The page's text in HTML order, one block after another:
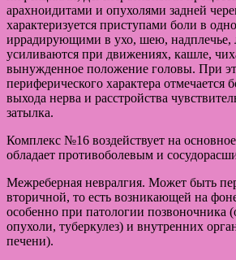
арахноидитами и опухолями задней
характеризуется приступами боли в
иррадирующими в ухо, шею, надплечье,
усиливаются при движениях, кашле,
вынужденное положение головы. При
периферического характера отмечается
выхода нерва и расстройства
затылка.
Комплекс №16 воздействует на
обладает противоболевым и
Межреберная невралгия. Может быть
вторичной, то есть возникающей на
особенно при патологии позвоночника
опухоли, туберкулез) и внутренних
печени).